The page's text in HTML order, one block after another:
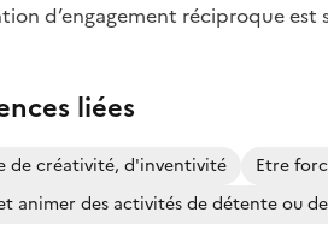
d’engagement réciproque
liées
de créativité, d'inventivité
Etre
animer des activités de détente ou